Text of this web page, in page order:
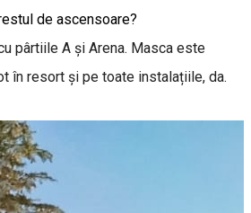
de ascensoare?
pârtiile A și Arena. Masca este
în resort și pe toate instalațiile, da.